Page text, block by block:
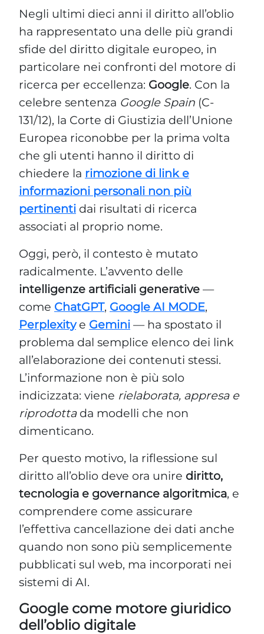
Negli ultimi dieci anni il diritto all’oblio
ha rappresentato una delle più grandi
sfide del diritto digitale europeo, in
particolare nei confronti del motore di
ricerca per eccellenza: Google. Con la
celebre sentenza Google Spain (C-
131/12), la Corte di Giustizia dell’Unione
Europea riconobbe per la prima volta
che gli utenti hanno il diritto di
chiedere la rimozione di link e
informazioni personali non più
pertinenti dai risultati di ricerca
associati al proprio nome.
Oggi, però, il contesto è mutato
radicalmente. L’avvento delle
intelligenze artificiali generative —
come ChatGPT, Google AI MODE,
Perplexitye Gemini — ha spostato il
problema dal semplice elenco dei link
all’elaborazione dei contenuti stessi.
L’informazione non è più solo
indicizzata: viene rielaborata, appresa e
riprodottada modelli che non
dimenticano.
Per questo motivo, la riflessione sul
diritto all’oblio deve ora unire diritto,
tecnologia e governance algoritmica, e
comprendere come assicurare
l’effettiva cancellazione dei dati anche
quando non sono più semplicemente
pubblicati sul web, ma incorporati nei
sistemi di AI.
Google come motore giuridico
dell’oblio digitale